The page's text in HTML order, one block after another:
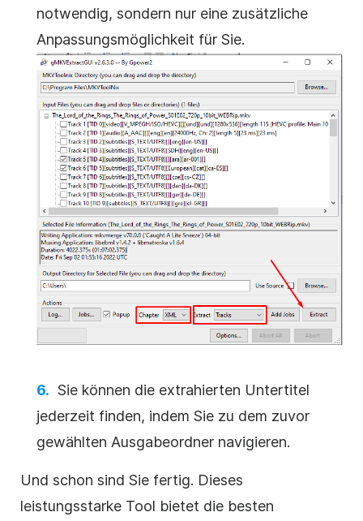
notwendig, sondern nur eine zusätzliche
Anpassungsmöglichkeit für Sie.
Sie können die extrahierten Untertitel
jederzeit finden, indem Sie zu dem zuvor
gewählten Ausgabeordner navigieren.
Und schon sind Sie fertig. Dieses
leistungsstarke Tool bietet die besten